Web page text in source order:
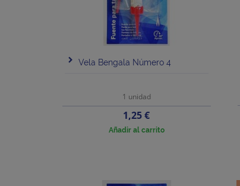
Vela Bengala Número 4
1 unidad
Precio
1,25 €
Añadir al carrito